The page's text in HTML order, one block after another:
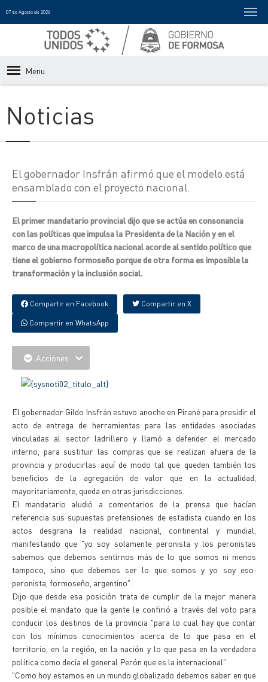
07 de Agosto de 2026
Menu
Noticias
El gobernador Insfrán afirmó que el modelo está
ensamblado con el proyecto nacional.
El primer mandatario provincial dijo que se actúa en consonancia
con las políticas que impulsa la Presidenta de la Nación y en el
marco de una macropolítica nacional acorde al sentido político que
tiene el gobierno formoseño porque de otra forma es imposible la
transformación y la inclusión social.
Compartir en Facebook Compartir en X
Compartir en WhatsApp
Acciones
El gobernador Gildo Insfrán estuvo anoche en Pirané para presidir el
acto de entrega de herramientas para las entidades asociadas
vinculadas al sector ladrillero y llamó a defender el mercado
interno, para sustituir las compras que se realizan afuera de la
provincia y producirlas aquí de modo tal que queden también los
beneficios de la agregación de valor que en la actualidad,
mayoritariamente, queda en otras jurisdicciones.
El mandatario aludió a comentarios de la prensa que hacían
referencia sus supuestas pretensiones de estadista cuando en los
actos desgrana la realidad nacional, continental y mundial,
manifestando que "yo soy solamente peronista y los peronistas
sabemos que debemos sentirnos más de lo que somos ni menos
tampoco, sino que debemos ser lo que somos y yo soy eso:
peronista, formoseño, argentino".
Dijo que desde esa posición trata de cumplir de la mejor manera
posible el mandato que la gente le confirió a través del voto para
conducir los destinos de la provincia "para lo cual hay que contar
con los mínimos conocimientos acerca de lo que pasa en el
territorio, en la región, en la nación y lo que pasa en la verdadera
política como decía el general Perón que es la internacional".
"Como hoy estamos en un mundo globalizado debemos saber en que